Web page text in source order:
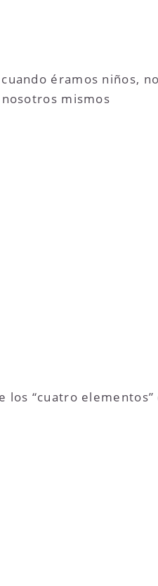
éramos niños,
mismos
los “cuatro